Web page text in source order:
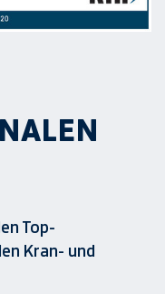
Top-
Kran- und